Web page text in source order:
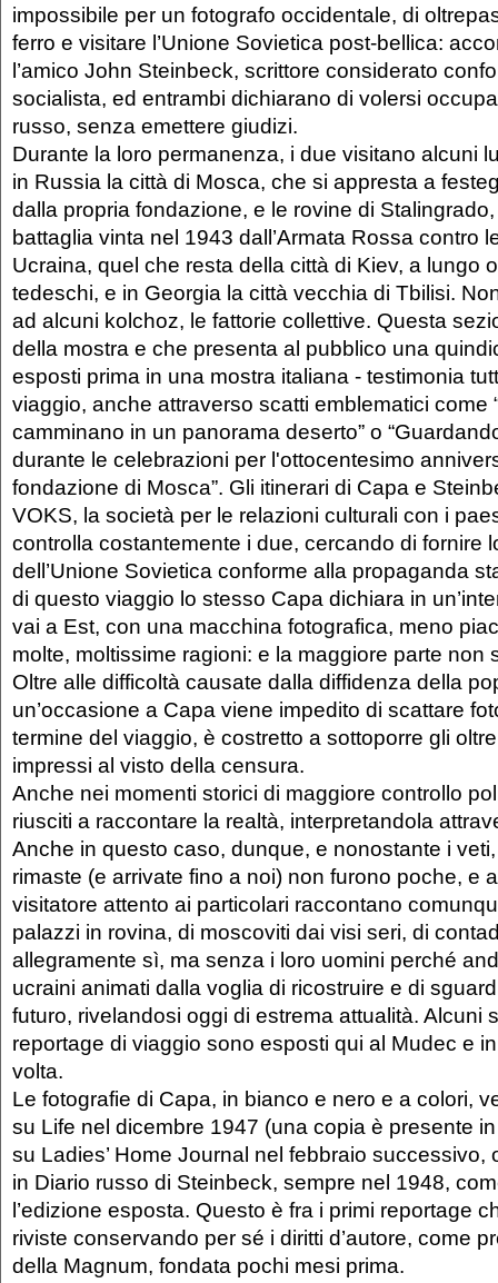
impossibile per un fotografo occidentale, di
ferro e visitare l’Unione Sovietica post-bellica:
l’amico John Steinbeck, scrittore considerato
socialista, ed entrambi dichiarano di volersi
russo, senza emettere giudizi.
Durante la loro permanenza, i due visitano alcuni
in Russia la città di Mosca, che si appresta a
dalla propria fondazione, e le rovine di
battaglia vinta nel 1943 dall’Armata Rossa contro
Ucraina, quel che resta della città di Kiev, a lungo
tedeschi, e in Georgia la città vecchia di Tbilisi.
ad alcuni kolchoz, le fattorie collettive. Questa
della mostra e che presenta al pubblico una
esposti prima in una mostra italiana - testimonia
viaggio, anche attraverso scatti emblematici come
camminano in un panorama deserto” o
durante le celebrazioni per l'ottocentesimo
fondazione di Mosca”. Gli itinerari di Capa e
VOKS, la società per le relazioni culturali con i
controlla costantemente i due, cercando di fornire
dell’Unione Sovietica conforme alla propaganda
di questo viaggio lo stesso Capa dichiara in
vai a Est, con una macchina fotografica, meno
molte, moltissime ragioni: e la maggiore parte non
Oltre alle difficoltà causate dalla diffidenza della
un’occasione a Capa viene impedito di scattare
termine del viaggio, è costretto a sottoporre gli
impressi al visto della censura.
Anche nei momenti storici di maggiore controllo
riusciti a raccontare la realtà, interpretandola
Anche in questo caso, dunque, e nonostante i
rimaste (e arrivate fino a noi) non furono poche, e
visitatore attento ai particolari raccontano
palazzi in rovina, di moscoviti dai visi seri, di
allegramente sì, ma senza i loro uomini perché
ucraini animati dalla voglia di ricostruire e di
futuro, rivelandosi oggi di estrema attualità. Alcuni
reportage di viaggio sono esposti qui al Mudec e
volta.
Le fotografie di Capa, in bianco e nero e a colori,
su Life nel dicembre 1947 (una copia è presente
su Ladies’ Home Journal nel febbraio successivo,
in Diario russo di Steinbeck, sempre nel 1948,
l’edizione esposta. Questo è fra i primi reportage
riviste conservando per sé i diritti d’autore, come
della Magnum, fondata pochi mesi prima.